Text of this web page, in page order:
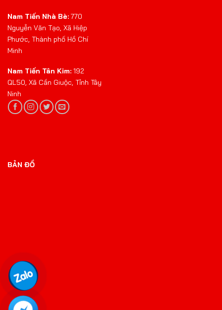
Nam Tiến Nhà Bè: 770
Nguyễn Văn Tạo, Xã Hiệp
Phước, Thành phố Hồ Chí
Minh
Nam Tiến Tân Kim: 192
QL50, Xã Cần Giuộc, Tỉnh Tây
Ninh
BẢN ĐỒ